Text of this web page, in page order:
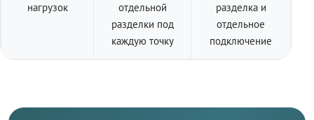
нагрузок
отдельной
разделки под
каждую точку
разделка и
отдельное
подключение